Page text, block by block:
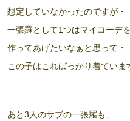
想定していなかったのですが・
一張羅として1つはマイコーデを
作ってあげたいなぁと思って・
この子はこればっかり着ていま
あと3人のサブの一張羅も、